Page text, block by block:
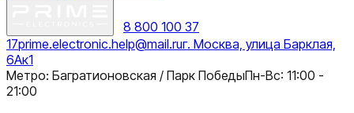
8 800 100 37
17prime.electronic.help@mail.ruг. Москва, улица Барклая,
6Ак1
Метро: Багратионовская / Парк ПобедыПн-Вс: 11:00 -
21:00